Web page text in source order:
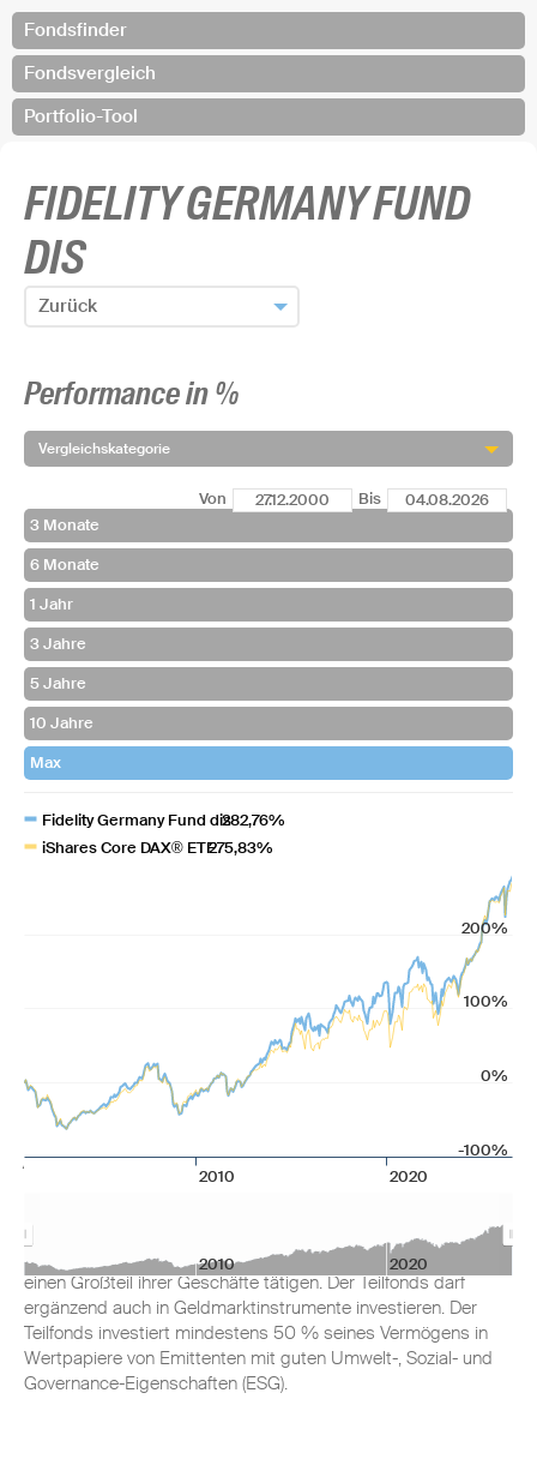
Fondsfinder
Fondsvergleich
Portfolio-Tool
FIDELITY GERMANY FUND
DIS
Zurück
Fonds hinzufügen und zurück
Performance in %
Vergleichskategorie
Von Bis
Fidelity Germany Fund dis282,76%
iShares Core DAX® ETF275,83%
2010 2020
-100%
0%
100%
200%
2010 2020
Anlageziel
75 %) seines Vermögens in Aktien von Unternehmen, die ihren
Hauptsitz in Deutschland haben, dort notiert sind oder dort
einen Großteil ihrer Geschäfte tätigen. Der Teilfonds darf
ergänzend auch in Geldmarktinstrumente investieren. Der
Teilfonds investiert mindestens 50 % seines Vermögens in
Wertpapiere von Emittenten mit guten Umwelt-, Sozial- und
Governance-Eigenschaften (ESG).